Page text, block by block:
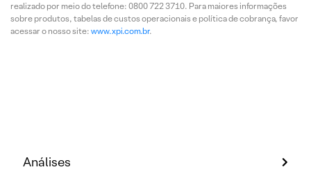
realizado por meio do telefone: 0800 722 3710. Para maiores informações
sobre produtos, tabelas de custos operacionais e política de cobrança, favor
acessar o nosso site: www.xpi.com.br.
Análises